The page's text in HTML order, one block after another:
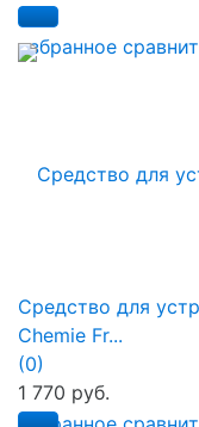
избранное
Средство для
Chemie Fr...
(0)
1 770 руб.